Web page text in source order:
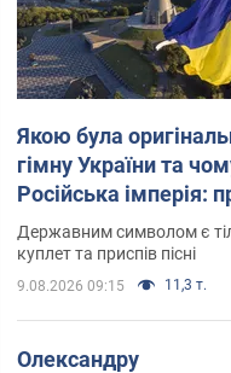
Якою була
гімну України та
Російська імперія:
розповідають у
Державним символом є
куплет та приспів пісні
9.08.2026 09:15 11,3 т.
Олександру